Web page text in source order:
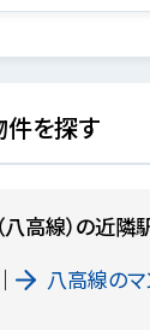
件を探す
八高線）の近隣
八高線のマ